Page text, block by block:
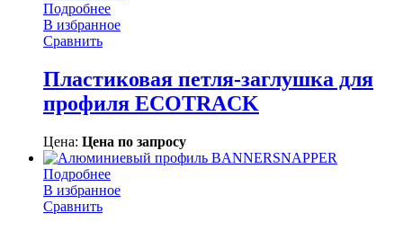
Подробнее
В избранное
Сравнить
Пластиковая петля-заглушка для
профиля ECOTRACK
Цена: Цена по запросу
Подробнее
В избранное
Сравнить